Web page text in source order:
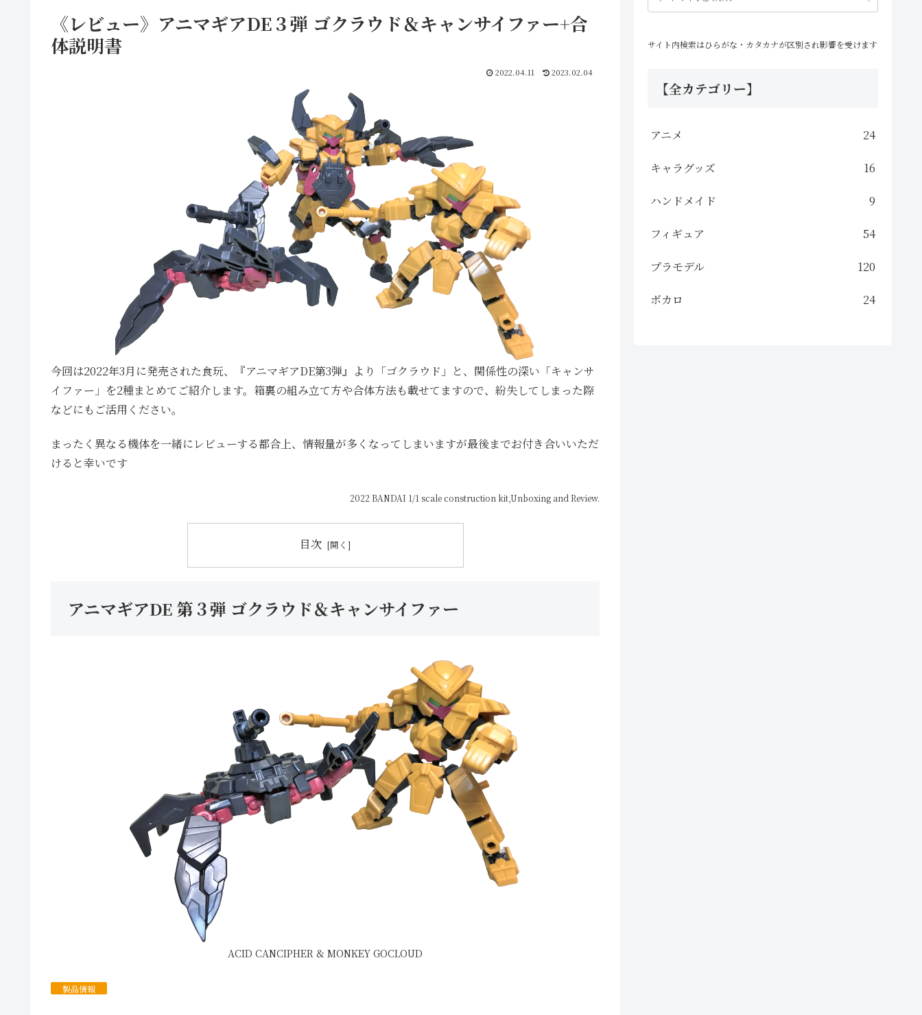
《レビュー》アニマギアDE３弾 ゴクラウド＆キャンサイファー+合
体説明書
2022.04.11 2023.02.04
今回は2022年3月に発売された食玩、『アニマギアDE第3弾』より「ゴクラウド」と、関係性の深い「キャンサ
イファー」を2種まとめてご紹介します。箱裏の組み立て方や合体方法も載せてますので、紛失してしまった際
などにもご活用ください。
まったく異なる機体を一緒にレビューする都合上、情報量が多くなってしまいますが最後までお付き合いいただ
けると幸いです
2022 BANDAI 1/1 scale construction kit,Unboxing and Review.
目次
アニマギアDE 第３弾 ゴクラウド＆キャンサイファー
ACID CANCIPHER & MONKEY GOCLOUD
製品情報
サイト内検索はひらがな・カタカナが区別され影響を受けます
【全カテゴリー】
アニメ 24
キャラグッズ 16
ハンドメイド 9
フィギュア 54
プラモデル 120
ボカロ 24